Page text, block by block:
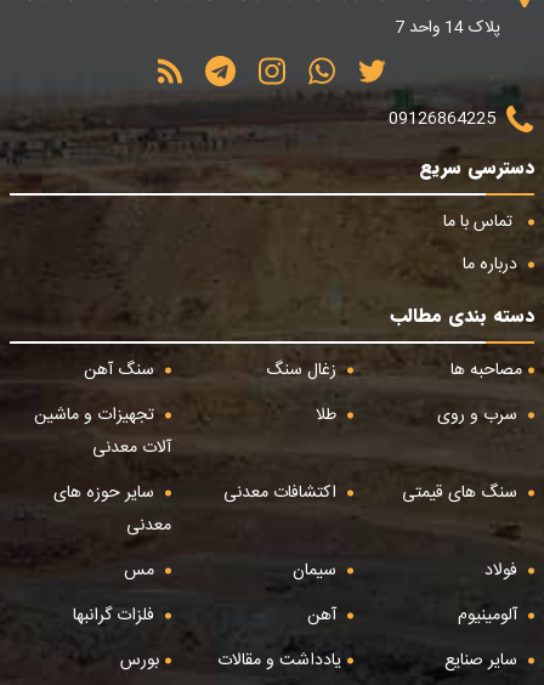
پلاک 14 واحد 7
09126864225
دسترسی سریع
تماس با ما
درباره ما
دسته بندی مطالب
مصاحبه ها
زغال سنگ
سنگ آهن
سرب و روی
طلا
تجهیزات و ماشین
آلات معدنی
سنگ های قیمتی
اکتشافات معدنی
سایر حوزه های
معدنی
فولاد
سیمان
مس
آلومینیوم
آهن
فلزات گرانبها
سایر صنایع
یادداشت و مقالات بورس